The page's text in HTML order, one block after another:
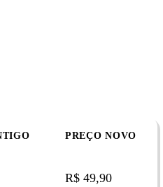
PREÇO NOVO
R$ 49,90